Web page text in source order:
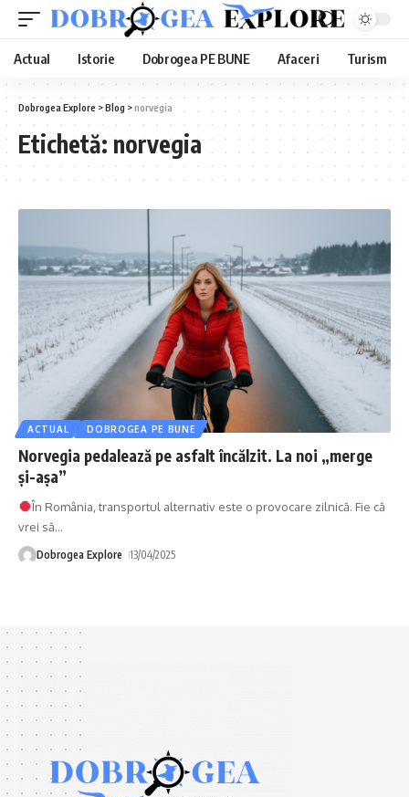
Actual Istorie Dobrogea PE BUNE Afaceri Turism
Dobrogea Explore >Blog >norvegia
Etichetă: norvegia
ACTUAL DOBROGEA PE BUNE
Norvegia pedalează pe asfalt încălzit. La noi „merge
și-așa”
În România, transportul alternativ este o provocare zilnică. Fie că
vrei să…
Dobrogea Explore 13/04/2025